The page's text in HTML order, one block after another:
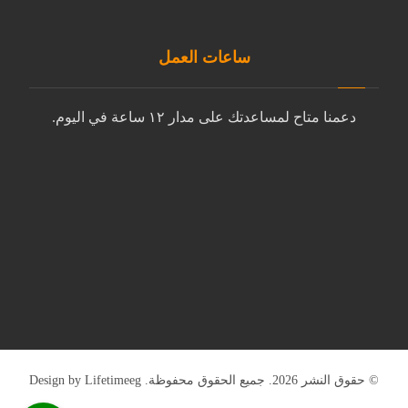
ساعات العمل
دعمنا متاح لمساعدتك على مدار ١٢ ساعة في اليوم.
© حقوق النشر 2026. جميع الحقوق محفوظة. Design by Lifetimeeg